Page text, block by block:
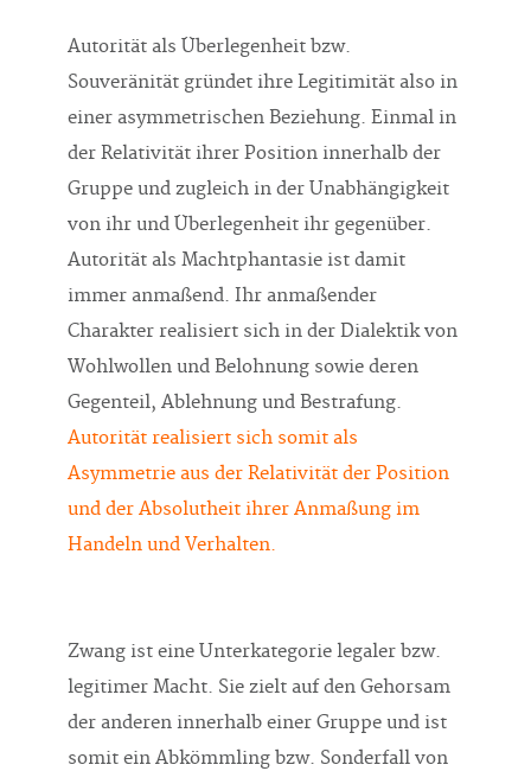
Autorität als Überlegenheit bzw.
Souveränität gründet ihre Legitimität also in
einer asymmetrischen Beziehung. Einmal in
der Relativität ihrer Position innerhalb der
Gruppe und zugleich in der Unabhängigkeit
von ihr und Überlegenheit ihr gegenüber.
Autorität als Machtphantasie ist damit
immer anmaßend. Ihr anmaßender
Charakter realisiert sich in der Dialektik von
Wohlwollen und Belohnung sowie deren
Gegenteil, Ablehnung und Bestrafung.
Autorität realisiert sich somit als
Asymmetrie aus der Relativität der Position
und der Absolutheit ihrer Anmaßung im
Handeln und Verhalten.
Zwang ist eine Unterkategorie legaler bzw.
legitimer Macht. Sie zielt auf den Gehorsam
der anderen innerhalb einer Gruppe und ist
somit ein Abkömmling bzw. Sonderfall von